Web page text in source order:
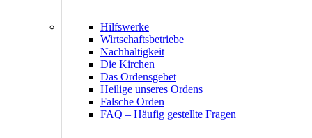
Hilfswerke
Wirtschaftsbetriebe
Nachhaltigkeit
Die Kirchen
Das Ordensgebet
Heilige unseres Ordens
Falsche Orden
FAQ – Häufig gestellte Fragen